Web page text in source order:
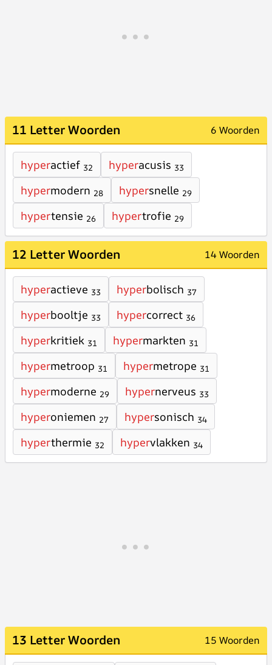
11 Letter Woorden 6 Woorden
hyperactief 32 hyperacusis 33
hypermodern 28 hypersnelle 29
hypertensie 26 hypertrofie 29
12 Letter Woorden 14 Woorden
hyperactieve 33 hyperbolisch 37
hyperbooltje 33 hypercorrect 36
hyperkritiek 31 hypermarkten 31
hypermetroop 31 hypermetrope 31
hypermoderne 29 hypernerveus 33
hyperoniemen 27 hypersonisch 34
hyperthermie 32 hypervlakken 34
13 Letter Woorden 15 Woorden